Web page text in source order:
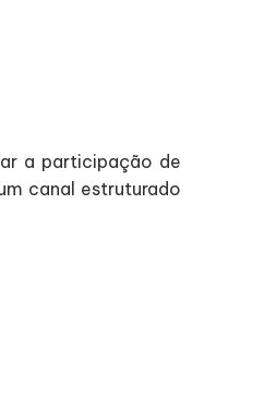
a participação de
canal estruturado